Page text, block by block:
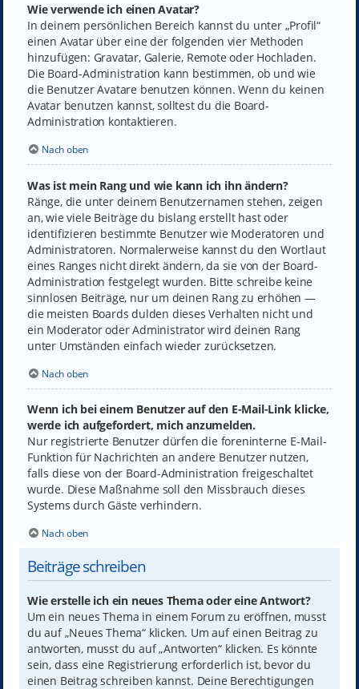
Wie verwende ich einen Avatar?
In deinem persönlichen Bereich kannst du unter „Profil“
einen Avatar über eine der folgenden vier Methoden
hinzufügen: Gravatar, Galerie, Remote oder Hochladen.
Die Board-Administration kann bestimmen, ob und wie
die Benutzer Avatare benutzen können. Wenn du keinen
Avatar benutzen kannst, solltest du die Board-
Administration kontaktieren.
Nach oben
Was ist mein Rang und wie kann ich ihn ändern?
Ränge, die unter deinem Benutzernamen stehen, zeigen
an, wie viele Beiträge du bislang erstellt hast oder
identifizieren bestimmte Benutzer wie Moderatoren und
Administratoren. Normalerweise kannst du den Wortlaut
eines Ranges nicht direkt ändern, da sie von der Board-
Administration festgelegt wurden. Bitte schreibe keine
sinnlosen Beiträge, nur um deinen Rang zu erhöhen —
die meisten Boards dulden dieses Verhalten nicht und
ein Moderator oder Administrator wird deinen Rang
unter Umständen einfach wieder zurücksetzen.
Nach oben
Wenn ich bei einem Benutzer auf den E-Mail-Link klicke,
werde ich aufgefordert, mich anzumelden.
Nur registrierte Benutzer dürfen die foreninterne E-Mail-
Funktion für Nachrichten an andere Benutzer nutzen,
falls diese von der Board-Administration freigeschaltet
wurde. Diese Maßnahme soll den Missbrauch dieses
Systems durch Gäste verhindern.
Nach oben
Beiträge schreiben
Wie erstelle ich ein neues Thema oder eine Antwort?
Um ein neues Thema in einem Forum zu eröffnen, musst
du auf „Neues Thema“ klicken. Um auf einen Beitrag zu
antworten, musst du auf „Antworten“ klicken. Es könnte
sein, dass eine Registrierung erforderlich ist, bevor du
einen Beitrag schreiben kannst. Deine Berechtigungen